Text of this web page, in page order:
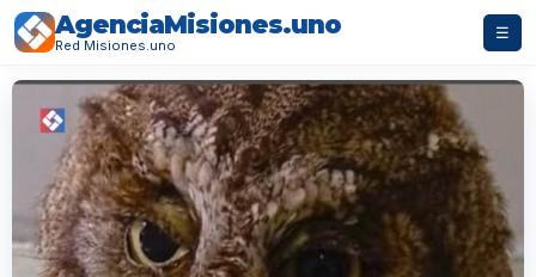
AgenciaMisiones.uno
Red Misiones.uno
☰